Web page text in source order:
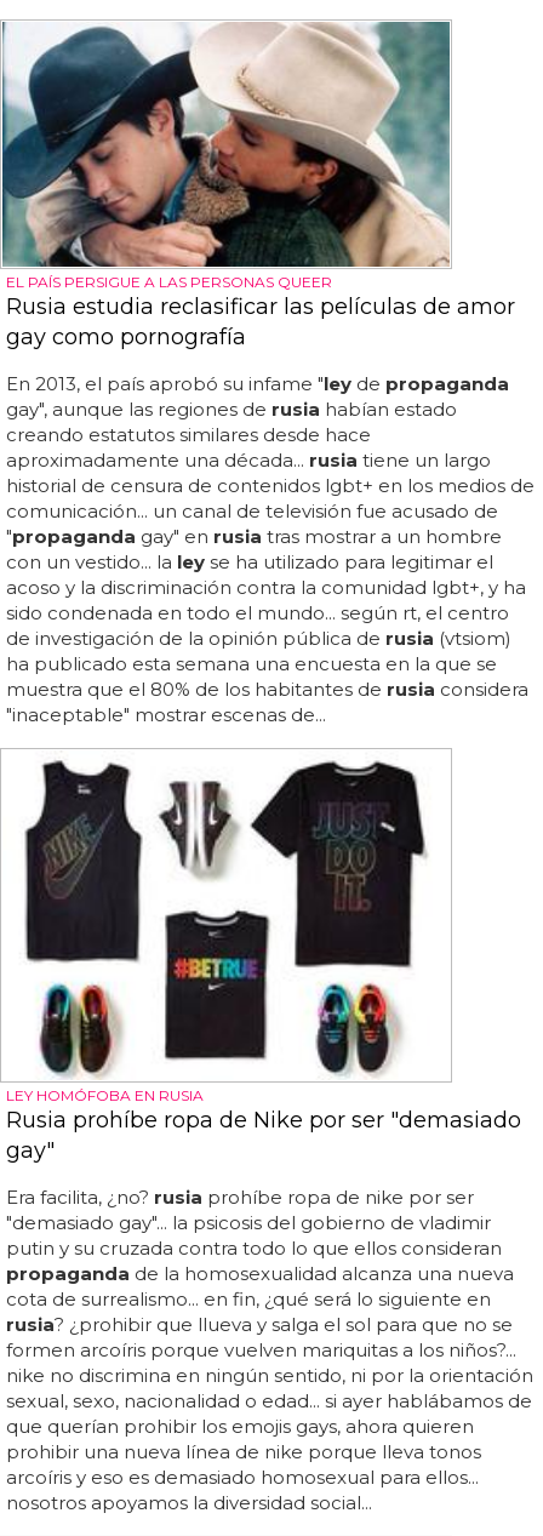
EL PAÍS PERSIGUE A LAS PERSONAS QUEER
Rusia estudia reclasificar las películas de amor
gay como pornografía
En 2013, el país aprobó su infame "ley de propaganda
gay", aunque las regiones de rusia habían estado
creando estatutos similares desde hace
aproximadamente una década... rusia tiene un largo
historial de censura de contenidos lgbt+ en los medios de
comunicación... un canal de televisión fue acusado de
"propaganda gay" en rusia tras mostrar a un hombre
con un vestido... la ley se ha utilizado para legitimar el
acoso y la discriminación contra la comunidad lgbt+, y ha
sido condenada en todo el mundo... según rt, el centro
de investigación de la opinión pública de rusia (vtsiom)
ha publicado esta semana una encuesta en la que se
muestra que el 80% de los habitantes de rusia considera
"inaceptable" mostrar escenas de...
LEY HOMÓFOBA EN RUSIA
Rusia prohíbe ropa de Nike por ser "demasiado
gay"
Era facilita, ¿no? rusia prohíbe ropa de nike por ser
"demasiado gay"... la psicosis del gobierno de vladimir
putin y su cruzada contra todo lo que ellos consideran
propaganda de la homosexualidad alcanza una nueva
cota de surrealismo... en fin, ¿qué será lo siguiente en
rusia? ¿prohibir que llueva y salga el sol para que no se
formen arcoíris porque vuelven mariquitas a los niños?...
nike no discrimina en ningún sentido, ni por la orientación
sexual, sexo, nacionalidad o edad... si ayer hablábamos de
que querían prohibir los emojis gays, ahora quieren
prohibir una nueva línea de nike porque lleva tonos
arcoíris y eso es demasiado homosexual para ellos...
nosotros apoyamos la diversidad social...